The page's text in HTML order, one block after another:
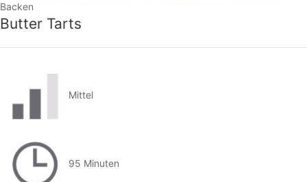
Backen
Butter Tarts
Mittel
95 Minuten